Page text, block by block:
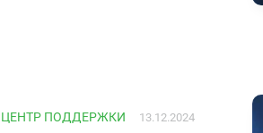
ЦЕНТР ПОДДЕРЖКИ 13.12.2024